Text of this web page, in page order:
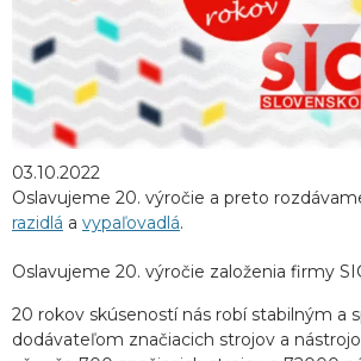
03.10.2022
Oslavujeme 20. výročie a preto
razidlá a vypaľovadlá.
Oslavujeme 20. výročie založenia firmy
20 rokov skúseností nás robí stabilným a
dodávateľom značiacich strojov a